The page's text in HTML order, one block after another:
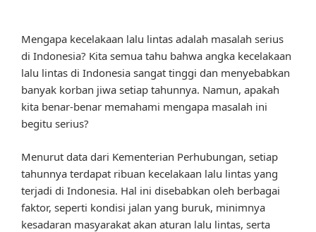
Mengapa kecelakaan lalu lintas adalah masalah serius
di Indonesia? Kita semua tahu bahwa angka kecelakaan
lalu lintas di Indonesia sangat tinggi dan menyebabkan
banyak korban jiwa setiap tahunnya. Namun, apakah
kita benar-benar memahami mengapa masalah ini
begitu serius?
Menurut data dari Kementerian Perhubungan, setiap
tahunnya terdapat ribuan kecelakaan lalu lintas yang
terjadi di Indonesia. Hal ini disebabkan oleh berbagai
faktor, seperti kondisi jalan yang buruk, minimnya
kesadaran masyarakat akan aturan lalu lintas, serta